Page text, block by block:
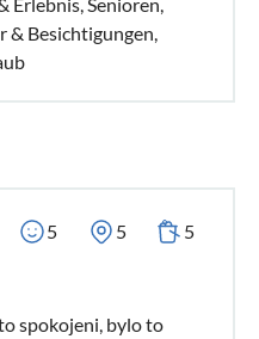
Besichtigungen,
5 5 5
spokojeni, bylo to